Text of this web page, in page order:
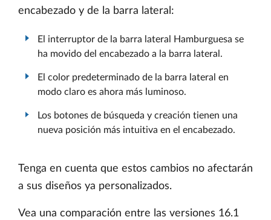
encabezado y de la barra lateral:
El interruptor de la barra lateral Hamburguesa se
ha movido del encabezado a la barra lateral.
El color predeterminado de la barra lateral en
modo claro es ahora más luminoso.
Los botones de búsqueda y creación tienen una
nueva posición más intuitiva en el encabezado.
Tenga en cuenta que estos cambios no afectarán
a sus diseños ya personalizados.
Vea una comparación entre las versiones 16.1